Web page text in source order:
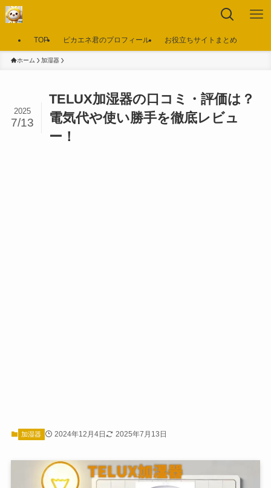
TOP ピカエネ君のプロフィール お役立ちサイトまとめ
ホーム 加湿器
TELUX加湿器の口コミ・評価は？
電気代や使い勝手を徹底レビュ
ー！
2025
7/13
加湿器 2024年12月4日 2025年7月13日